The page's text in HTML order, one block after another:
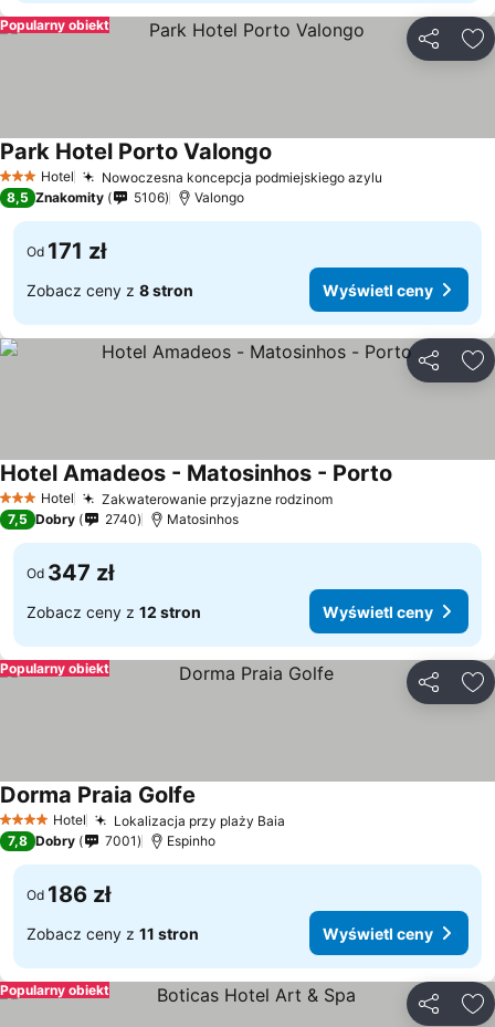
Popularny obiekt
3 Kategoria
Hotel Nowoczesna koncepcja podmiejskiego azylu
Park Hotel Porto Valongo
8,5 Znakomity 5106 Valongo
Od 171 zł
Zobacz ceny z 8 stron Wyświetl ceny
3 Kategoria
Hotel Zakwaterowanie przyjazne rodzinomWyświetl ceny
Hotel Amadeos - Matosinhos - Porto
7,5 Dobry 2740 Matosinhos
Od 347 zł
Zobacz ceny z 12 stron Wyświetl ceny
Popularny obiekt
4 KategoriaHotel Lokalizacja przy plaży Baia
Dorma Praia Golfe
7,8 Dobry 7001 Espinho
Od 186 zł
Zobacz ceny z 11 stron Wyświetl ceny
Popularny obiekt